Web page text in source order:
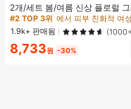
2개/세트 봄/여름 신상 플로럴 그
+ 블랙 반팔 티셔츠, 여성 슬림핏
드 컬러 언더셔츠 캐주얼
높은 재방문 고객
#2 TOP 3위
높은 재방문 고객
#2 TOP 3위
높은 재방문 고객
#2 TOP 3위
높은 재방문 고객
1.9k+ 판매됨
8,733원 -30%